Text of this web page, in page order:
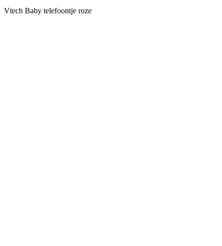
Vtech Baby telefoontje roze